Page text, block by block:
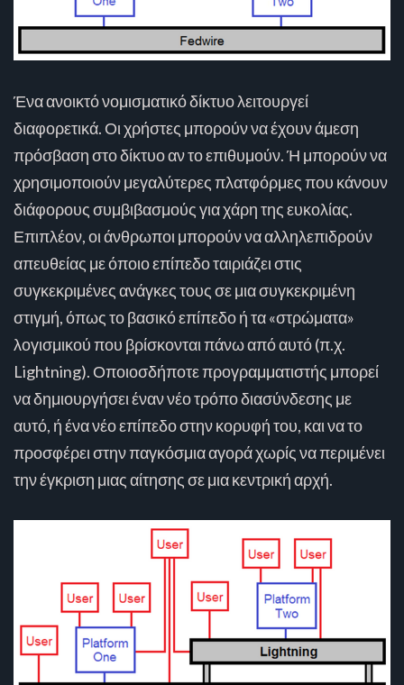
Ένα ανοικτό νομισματικό δίκτυο λειτουργεί
διαφορετικά. Οι χρήστες μπορούν να έχουν άμεση
πρόσβαση στο δίκτυο αν το επιθυμούν. Ή μπορούν να
χρησιμοποιούν μεγαλύτερες πλατφόρμες που κάνουν
διάφορους συμβιβασμούς για χάρη της ευκολίας.
Επιπλέον, οι άνθρωποι μπορούν να αλληλεπιδρούν
απευθείας με όποιο επίπεδο ταιριάζει στις
συγκεκριμένες ανάγκες τους σε μια συγκεκριμένη
στιγμή, όπως το βασικό επίπεδο ή τα «στρώματα»
λογισμικού που βρίσκονται πάνω από αυτό (π.χ.
Lightning). Οποιοσδήποτε προγραμματιστής μπορεί
να δημιουργήσει έναν νέο τρόπο διασύνδεσης με
αυτό, ή ένα νέο επίπεδο στην κορυφή του, και να το
προσφέρει στην παγκόσμια αγορά χωρίς να περιμένει
την έγκριση μιας αίτησης σε μια κεντρική αρχή.